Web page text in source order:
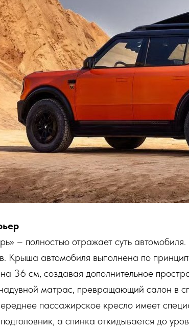
– полностью отражает суть
Крыша автомобиля выполнена по
36 см, создавая дополнительное
матрас, превращающий салон в
пассажирское кресло имеет
а спинка откидывается до